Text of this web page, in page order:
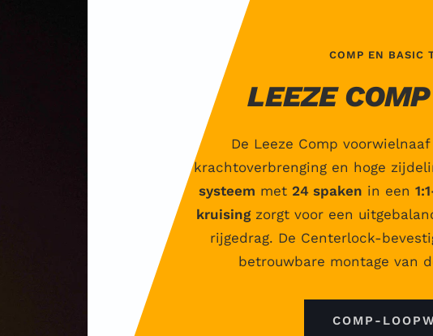
COMP EN BASIC
LEEZE
De Leeze Comp
krachtoverbrenging en hoge
systeem met 24 spaken in een
kruisingzorgt voor een
rijgedrag. De Centerlock-
betrouwbare montage van
COMP-